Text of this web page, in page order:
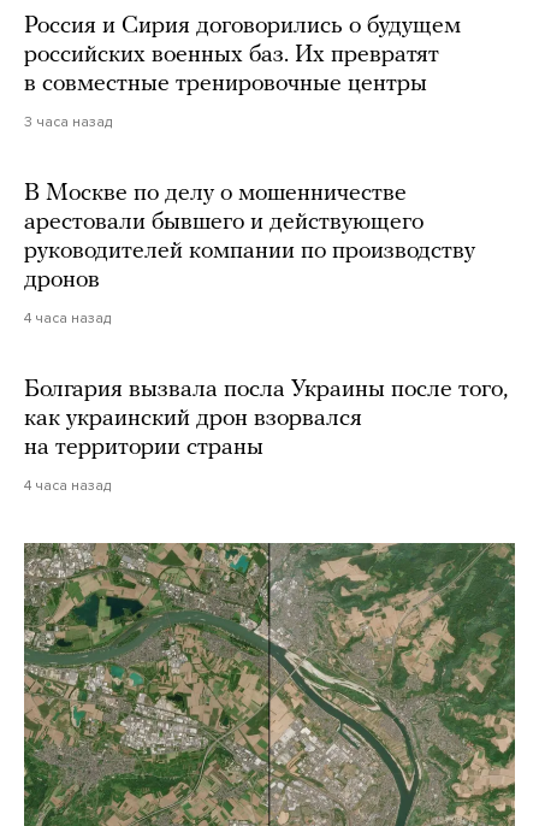
Россия и Сирия договорились о будущем
российских военных баз. Их превратят
в совместные тренировочные центры
3 часа назад
В Москве по делу о мошенничестве
арестовали бывшего и действующего
руководителей компании по производству
дронов
4 часа назад
Болгария вызвала посла Украины после того,
как украинский дрон взорвался
на территории страны
4 часа назад